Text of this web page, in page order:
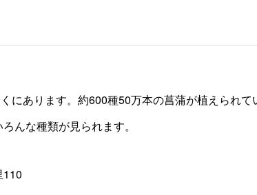
にあります。約600種50万本の菖蒲が植えられ
んな種類が見られます。